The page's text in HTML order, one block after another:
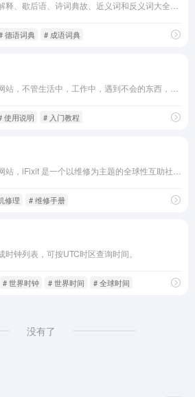
德语词典 # 成语词典
使用说明 # 入门教程
修理 # 维修手册
时钟列表，可按UTC时区查询时间。
# 世界时钟 # 世界时间 # 全球时间
没有了